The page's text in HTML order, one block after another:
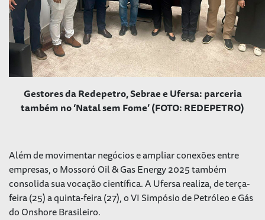
Gestores da Redepetro, Sebrae e Ufersa: parceria
também no ‘Natal sem Fome’ (FOTO: REDEPETRO)
Além de movimentar negócios e ampliar conexões entre
empresas, o Mossoró Oil & Gas Energy 2025 também
consolida sua vocação científica. A Ufersa realiza, de terça-
feira (25) a quinta-feira (27), o VI Simpósio de Petróleo e Gás
do Onshore Brasileiro.